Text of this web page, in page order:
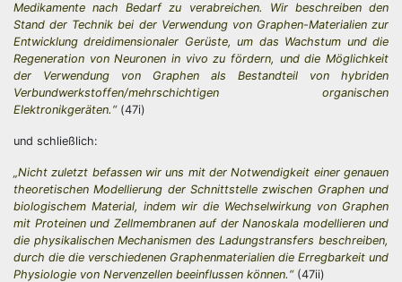
Medikamente nach Bedarf zu verabreichen. Wir beschreiben den
Stand der Technik bei der Verwendung von Graphen-Materialien zur
Entwicklung dreidimensionaler Gerüste, um das Wachstum und die
Regeneration von Neuronen in vivo zu fördern, und die Möglichkeit
der Verwendung von Graphen als Bestandteil von hybriden
Verbundwerkstoffen/mehrschichtigen organischen
Elektronikgeräten.“(47i)
und schließlich:
„Nicht zuletzt befassen wir uns mit der Notwendigkeit einer genauen
theoretischen Modellierung der Schnittstelle zwischen Graphen und
biologischem Material, indem wir die Wechselwirkung von Graphen
mit Proteinen und Zellmembranen auf der Nanoskala modellieren und
die physikalischen Mechanismen des Ladungstransfers beschreiben,
durch die die verschiedenen Graphenmaterialien die Erregbarkeit und
Physiologie von Nervenzellen beeinflussen können.“(47ii)